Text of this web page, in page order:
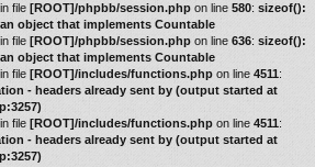
file [ROOT]/phpbb/session.php on line 580: sizeof():
object that implements Countable
file [ROOT]/phpbb/session.php on line 636: sizeof():
object that implements Countable
file [ROOT]/includes/functions.php on line 4511:
- headers already sent by (output started at
file [ROOT]/includes/functions.php on line 4511:
- headers already sent by (output started at